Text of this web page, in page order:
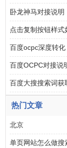
卧龙神马对接说明
点击复制按钮样
百度ocpc深度转
百度OCPC对接说
百度大搜搜索词获
热门文章
北京
单页网站怎么做搜